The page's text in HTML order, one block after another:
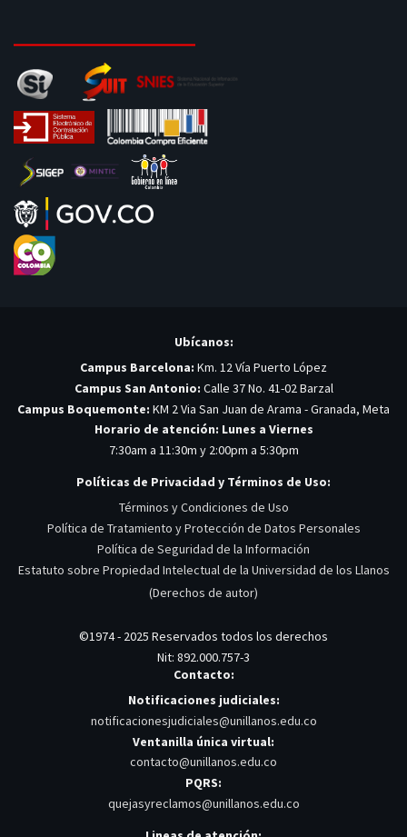
Ubícanos:
Campus Barcelona: Km. 12 Vía Puerto López
Campus San Antonio: Calle 37 No. 41-02 Barzal
Campus Boquemonte: KM 2 Via San Juan de Arama - Granada, Meta
Horario de atención: Lunes a Viernes
7:30am a 11:30m y 2:00pm a 5:30pm
Políticas de Privacidad y Términos de Uso:
Términos y Condiciones de Uso
Política de Tratamiento y Protección de Datos Personales
Política de Seguridad de la Información
Estatuto sobre Propiedad Intelectual de la Universidad de los Llanos
(Derechos de autor)
©1974 - 2025 Reservados todos los derechos
Nit: 892.000.757-3
Contacto:
Notificaciones judiciales:
notificacionesjudiciales@unillanos.edu.co
Ventanilla única virtual:
contacto@unillanos.edu.co
PQRS:
quejasyreclamos@unillanos.edu.co